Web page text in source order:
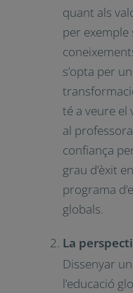
quant als
per exemple
s’opta per
té a veure el
al
confiança
grau d’èxit
programa
globals.
La
Dissenyar
l’educació